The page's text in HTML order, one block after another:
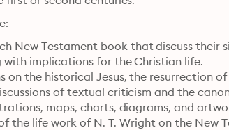
New Testament book that discuss
with implications for the Christian life.
on the historical Jesus, the resurrection
of textual criticism and the
maps, charts, diagrams, and
the life work of N. T. Wright on the New